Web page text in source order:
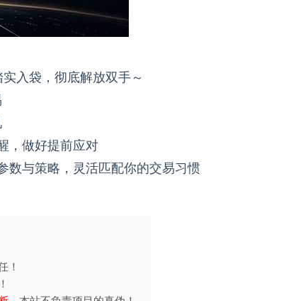
入袋，彻底解放双手～
，做好提前应对
数与策略，灵活匹配你的交易习惯
！